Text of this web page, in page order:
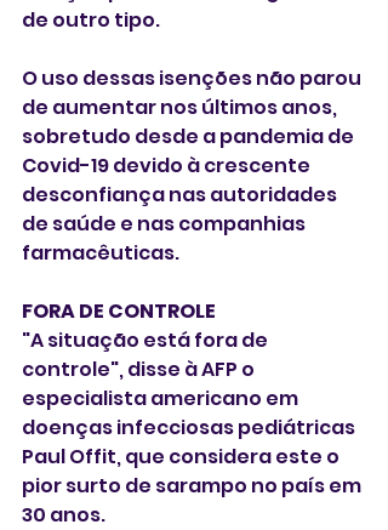
de outro tipo.
O uso dessas isenções não parou
de aumentar nos últimos anos,
sobretudo desde a pandemia de
Covid-19 devido à crescente
desconfiança nas autoridades
de saúde e nas companhias
farmacêuticas.
FORA DE CONTROLE
"A situação está fora de
controle", disse à AFP o
especialista americano em
doenças infecciosas pediátricas
Paul Offit, que considera este o
pior surto de sarampo no país em
30 anos.